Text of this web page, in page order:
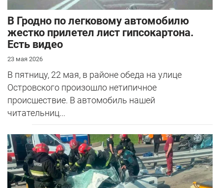
В Гродно по легковому автомобилю
жестко прилетел лист гипсокартона.
Есть видео
23 мая 2026
В пятницу, 22 мая, в районе обеда на улице
Островского произошло нетипичное
происшествие. В автомобиль нашей
читательниц...